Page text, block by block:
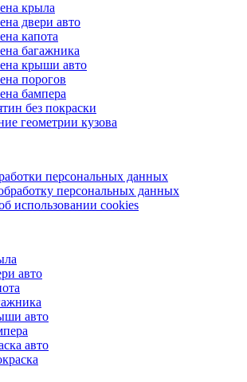
крыла
двери авто
капота
багажника
крыши авто
порогов
бампера
без покраски
геометрии кузова
персональных данных
персональных данных
использовании cookies
авто
авто
авто